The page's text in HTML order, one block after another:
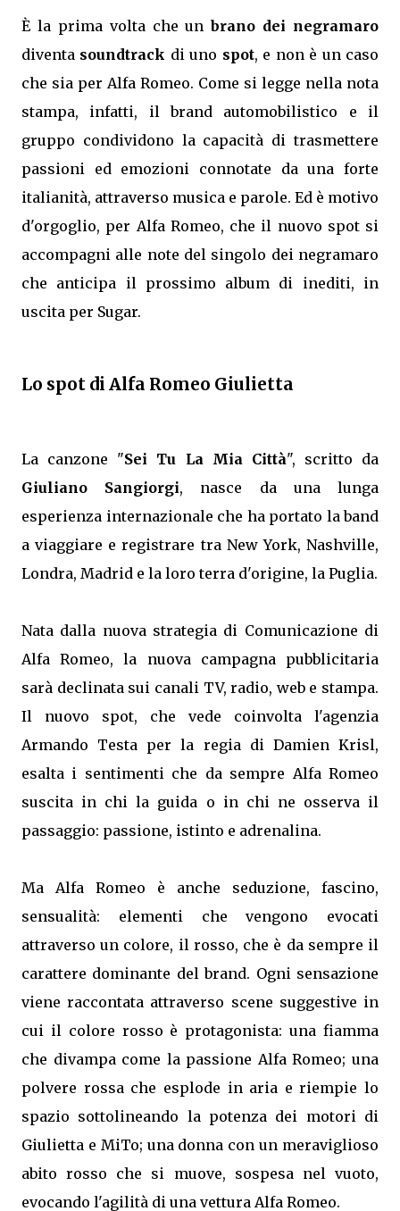
È la prima volta che unbrano dei negramaro
diventa soundtrack di uno spot, e non è un caso
che sia per Alfa Romeo. Come si legge nella nota
stampa, infatti, il brand automobilistico e il
gruppo condividono la capacità di trasmettere
passioni ed emozioni connotate da una forte
italianità, attraverso musica e parole. Ed è motivo
d'orgoglio, per Alfa Romeo, che il nuovo spot si
accompagni alle note del singolo dei negramaro
che anticipa il prossimo album di inediti, in
uscita per Sugar.
Lo spot di Alfa Romeo Giulietta
La canzone "Sei Tu La Mia Città", scritto da
Giuliano Sangiorgi, nasce da una lunga
esperienza internazionale che ha portato la band
a viaggiare e registrare tra New York, Nashville,
Londra, Madrid e la loro terra d'origine, la Puglia.
Nata dalla nuova strategia di Comunicazione di
Alfa Romeo, la nuova campagna pubblicitaria
sarà declinata sui canali TV, radio, web e stampa.
Il nuovo spot, che vede coinvolta l'agenzia
Armando Testa per la regia di Damien Krisl,
esalta i sentimenti che da sempre Alfa Romeo
suscita in chi la guida o in chi ne osserva il
passaggio: passione, istinto e adrenalina.
Ma Alfa Romeo è anche seduzione, fascino,
sensualità: elementi che vengono evocati
attraverso un colore, il rosso, che è da sempre il
carattere dominante del brand. Ogni sensazione
viene raccontata attraverso scene suggestive in
cui il colore rosso è protagonista: una fiamma
che divampa come la passione Alfa Romeo; una
polvere rossa che esplode in aria e riempie lo
spazio sottolineando la potenza dei motori di
Giulietta e MiTo; una donna con un meraviglioso
abito rosso che si muove, sospesa nel vuoto,
evocando l'agilità di una vettura Alfa Romeo.